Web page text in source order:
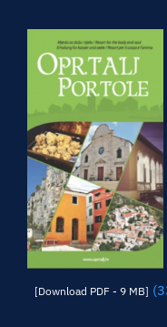
[Download PDF - 9 MB]